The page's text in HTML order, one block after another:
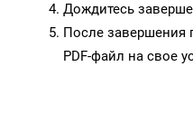
Дождитесь
После завершения
PDF-файл на свое